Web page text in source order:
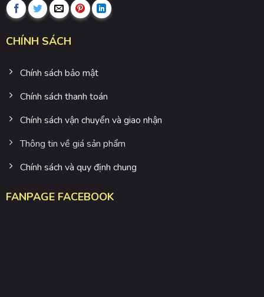
CHÍNH SÁCH
Chính sách bảo mật
Chính sách thanh toán
Chính sách vận chuyển và giao nhận
Thông tin về giá sản phẩm
Chính sách và quy định chung
FANPAGE FACEBOOK